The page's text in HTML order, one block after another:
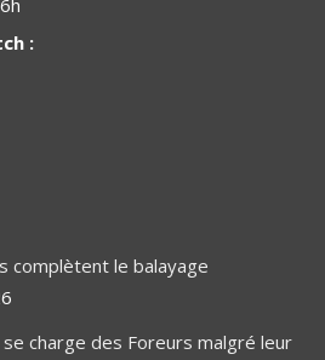
:
complètent le balayage
se charge des Foreurs malgré leur